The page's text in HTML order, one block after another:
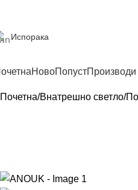
Испорака
НовоПопустПроизводи
Почетна Внатрешно светло